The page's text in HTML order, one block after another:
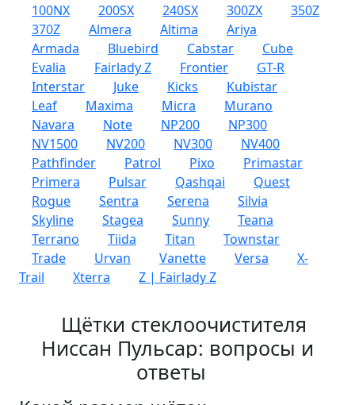
100NX 200SX 240SX 300ZX
350Z
370Z
Almera Altima
Ariya
Armada
Bluebird Cabstar
Cube
Evalia
Fairlady Z Frontier
GT-R
Interstar
Juke Kicks
Kubistar
Leaf
Maxima Micra
Murano
Navara
Note NP200
NP300
NV1500
NV200 NV300
NV400
Pathfinder
Patrol Pixo
Primastar
Primera
Pulsar Qashqai
Quest
Rogue
Sentra Serena
Silvia
Skyline
Stagea Sunny
Teana
Terrano
Tiida Titan
Townstar
Trade
Urvan Vanette Versa
X-
Trail
Xterra Z | Fairlady Z
Щётки стеклоочистителя
Ниссан Пульсар: вопросы и
ответы